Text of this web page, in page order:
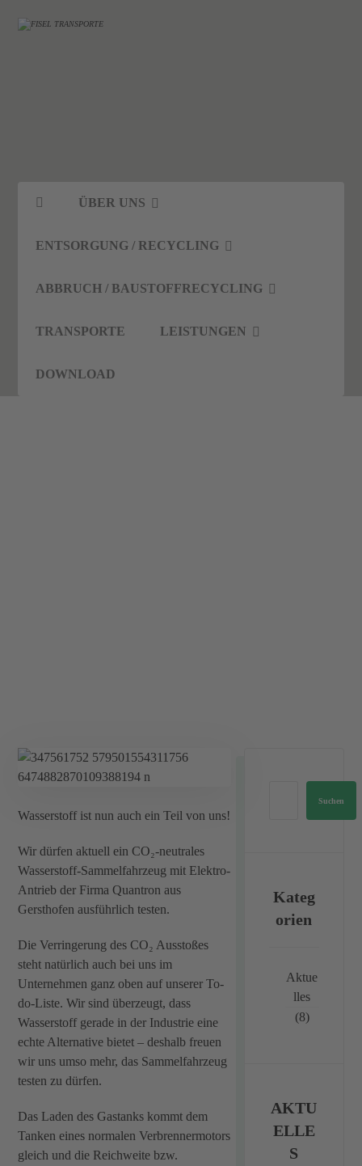
ÜBER UNS
ENTSORGUNG / RECYCLING
ABBRUCH / BAUSTOFFRECYCLING
TRANSPORTE LEISTUNGEN
DOWNLOAD
Wasserstoff ist nun auch ein Teil von uns!
Wir dürfen aktuell ein CO₂-neutrales
Wasserstoff-Sammelfahrzeug mit Elektro-
Antrieb der Firma Quantron aus
Gersthofen ausführlich testen.
Die Verringerung des CO₂ Ausstoßes
steht natürlich auch bei uns im
Unternehmen ganz oben auf unserer To-
do-Liste. Wir sind überzeugt, dass
Wasserstoff gerade in der Industrie eine
echte Alternative bietet – deshalb freuen
wir uns umso mehr, das Sammelfahrzeug
testen zu dürfen.
Das Laden des Gastanks kommt dem
Tanken eines normalen Verbrennermotors
gleich und die Reichweite bzw.
Kateg
orien
Aktue
lles
(8)
AKTU
ELLE
S